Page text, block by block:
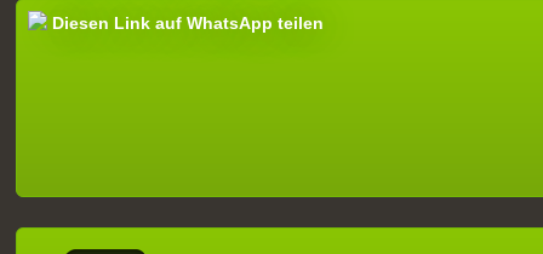
Diesen Link auf WhatsApp teilen